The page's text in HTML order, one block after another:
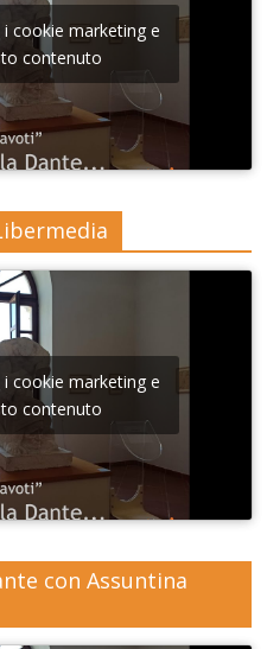
cookie marketing e
contenuto
cookie marketing e
contenuto
con Assuntina